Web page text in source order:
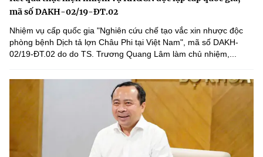
mã số DAKH-02/19-ĐT.02
Nhiệm vụ cấp quốc gia "Nghiên cứu chế tạo vắc xin nhược độc
phòng bệnh Dịch tả lợn Châu Phi tại Việt Nam", mã số DAKH-
02/19-ĐT.02 do do TS. Trương Quang Lâm làm chủ nhiệm,...